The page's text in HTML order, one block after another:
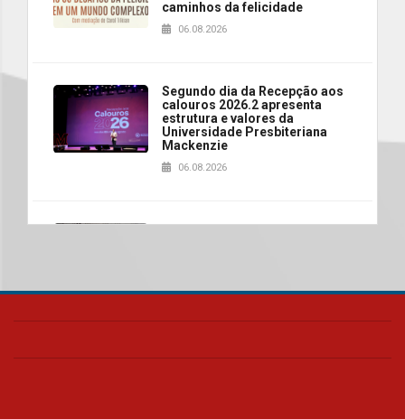
caminhos da felicidade
06.08.2026
Segundo dia da Recepção aos
calouros 2026.2 apresenta
estrutura e valores da
Universidade Presbiteriana
Mackenzie
06.08.2026
realizará nova edição da Feira